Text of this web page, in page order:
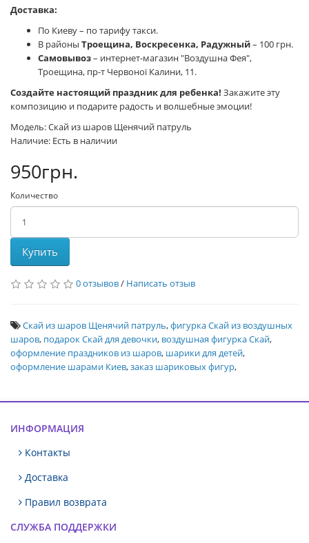
Доставка:
По Киеву – по тарифу такси.
В районы Троещина, Воскресенка, Радужный– 100 грн.
Самовывоз– интернет-магазин "Воздушна Фея",
Троещина, пр-т Червоної Калини, 11.
Создайте настоящий праздник для ребенка! Закажите эту
композицию и подарите радость и волшебные эмоции!
Модель: Скай из шаров Щенячий патруль
Наличие: Есть в наличии
950грн.
Количество
Купить
0 отзывов/ Написать отзыв
Скай из шаров Щенячий патруль,фигурка Скай из воздушных
шаров, подарок Скай для девочки, воздушная фигурка Скай,
оформление праздников из шаров, шарики для детей,
оформление шарами Киев,заказ шариковых фигур,
ИНФОРМАЦИЯ
Контакты
Доставка
Правил возврата
СЛУЖБА ПОДДЕРЖКИ